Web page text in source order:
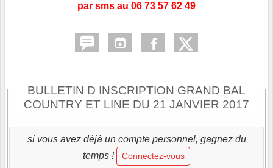
par sms au 06 73 57 62 49
BULLETIN D INSCRIPTION GRAND BAL
COUNTRY ET LINE DU 21 JANVIER 2017
si vous avez déjà un compte personnel, gagnez du
temps !
Connectez-vous